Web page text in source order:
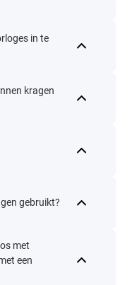
in te
kragen
gebruikt?
met
een